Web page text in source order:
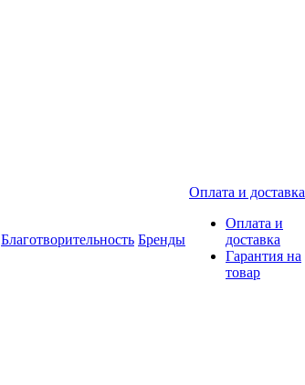
Благотворительность Бренды
Оплата и доставка
Оплата и
доставка
Гарантия на
товар